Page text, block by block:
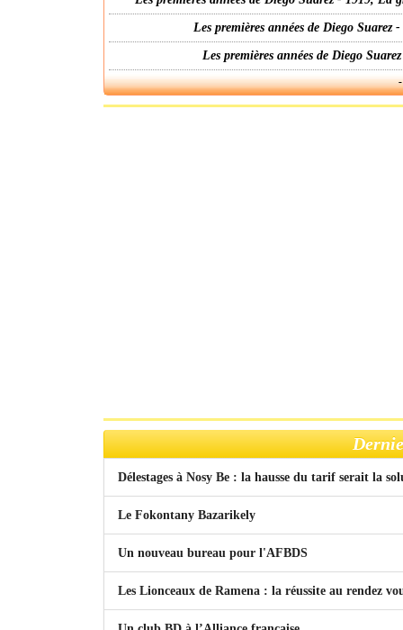
Les premières années de Diego
Les premières années de Diego
Délestages à Nosy Be : la hausse du tarif serait la
Le Fokontany Bazarikely
Un nouveau bureau pour l'AFBDS
Les Lionceaux de Ramena : la réussite au rendez